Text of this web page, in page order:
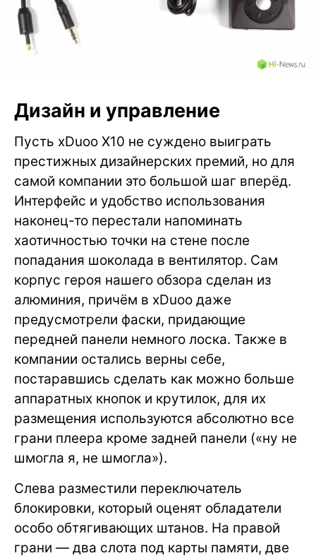
Дизайн и управление
Пусть xDuoo X10 не суждено выиграть
престижных дизайнерских премий, но для
самой компании это большой шаг вперёд.
Интерфейс и удобство использования
наконец-то перестали напоминать
хаотичностью точки на стене после
попадания шоколада в вентилятор. Сам
корпус героя нашего обзора сделан из
алюминия, причём в xDuoo даже
предусмотрели фаски, придающие
передней панели немного лоска. Также в
компании остались верны себе,
постаравшись сделать как можно больше
аппаратных кнопок и крутилок, для их
размещения используются абсолютно все
грани плеера кроме задней панели («ну не
шмогла я, не шмогла»).
Слева разместили переключатель
блокировки, который оценят обладатели
особо обтягивающих штанов. На правой
грани — два слота под карты памяти, две